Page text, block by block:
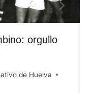
orgullo
de Huelva